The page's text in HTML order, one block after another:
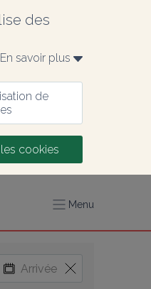
des
En savoir plus
de
cookies
Menu